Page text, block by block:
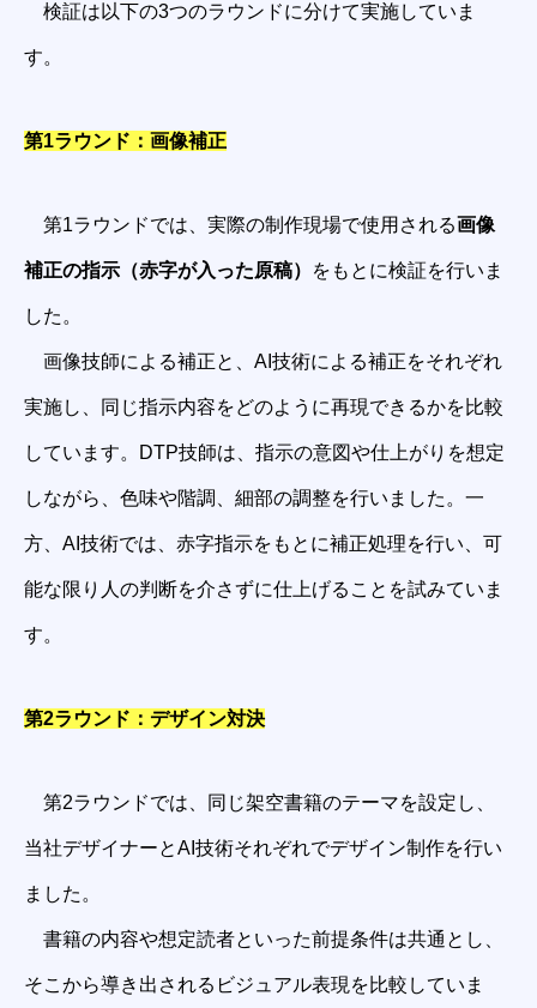
検証は以下の3つのラウンドに分けて実施していま
す。
第1ラウンド：画像補正
第1ラウンドでは、実際の制作現場で使用される画像
補正の指示（赤字が入った原稿） をもとに検証を行いま
した。
画像技師による補正と、AI技術による補正をそれぞれ
実施し、同じ指示内容をどのように再現できるかを比較
しています。DTP技師は、指示の意図や仕上がりを想定
しながら、色味や階調、細部の調整を行いました。一
方、AI技術では、赤字指示をもとに補正処理を行い、可
能な限り人の判断を介さずに仕上げることを試みていま
す。
第2ラウンド：デザイン対決
第2ラウンドでは、同じ架空書籍のテーマを設定し、
当社デザイナーとAI技術それぞれでデザイン制作を行い
ました。
書籍の内容や想定読者といった前提条件は共通とし、
そこから導き出されるビジュアル表現を比較していま